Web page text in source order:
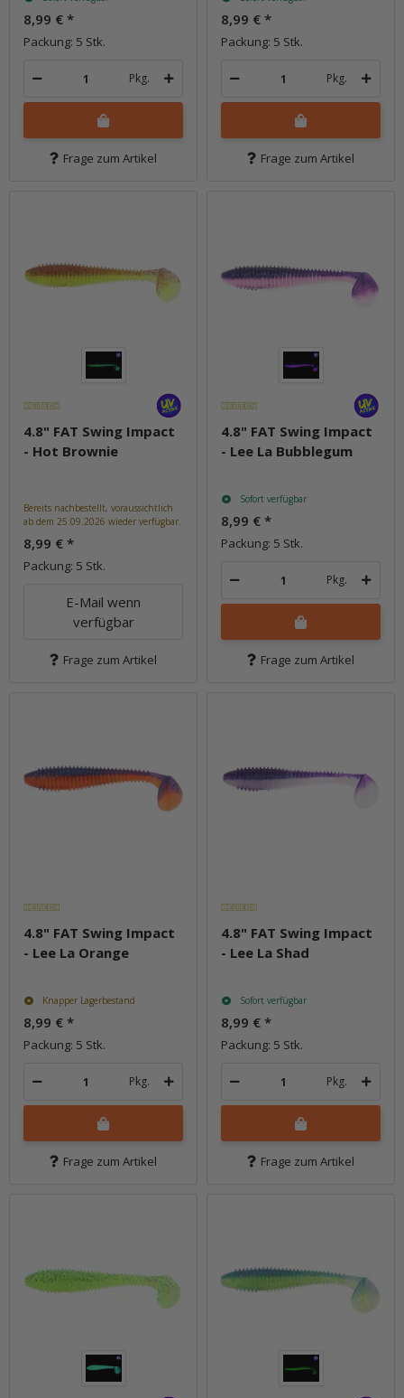
8,99 € *
Packung: 5 Stk.
Pkg.
Frage zum Artikel
8,99 € *
Packung: 5 Stk.
Pkg.
Frage zum Artikel
4.8" FAT Swing Impact
- Hot Brownie
Bereits nachbestellt, voraussichtlich
ab dem 25.09.2026 wieder verfügbar.
8,99 € *
Packung: 5 Stk.
E-Mail wenn
verfügbar
Frage zum Artikel
4.8" FAT Swing Impact
- Lee La Bubblegum
Sofort verfügbar
8,99 € *
Packung: 5 Stk.
Pkg.
Frage zum Artikel
4.8" FAT Swing Impact
- Lee La Orange
Knapper Lagerbestand
8,99 € *
Packung: 5 Stk.
Pkg.
Frage zum Artikel
4.8" FAT Swing Impact
- Lee La Shad
Sofort verfügbar
8,99 € *
Packung: 5 Stk.
Pkg.
Frage zum Artikel